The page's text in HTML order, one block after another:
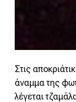
Στις
άναμμα της
λέγεται